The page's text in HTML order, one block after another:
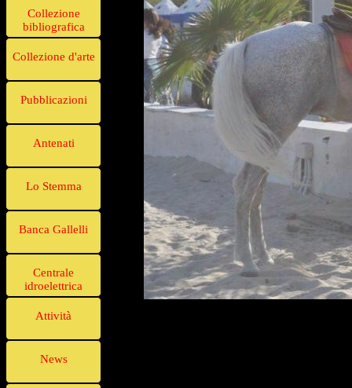
Collezione
bibliografica
Collezione d'arte
Pubblicazioni
Antenati
Lo Stemma
Banca Gallelli
Centrale
idroelettrica
Attività
News